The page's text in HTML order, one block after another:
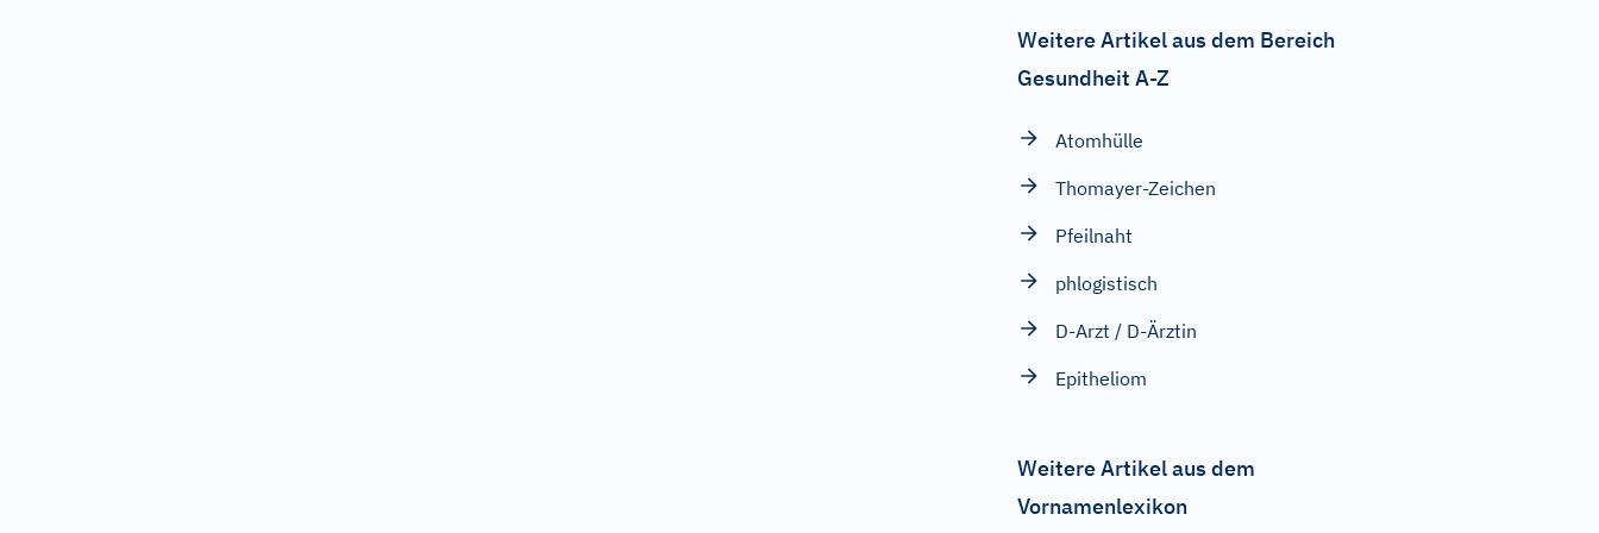
Weitere Artikel aus dem Bereich
Gesundheit A-Z
Atomhülle
Thomayer-Zeichen
Pfeilnaht
phlogistisch
D-Arzt / D-Ärztin
Epitheliom
Weitere Artikel aus dem
Vornamenlexikon